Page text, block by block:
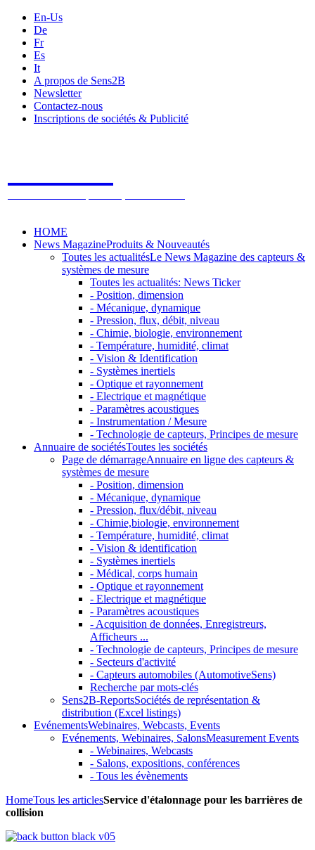
En-Us
De
Fr
Es
It
A propos de Sens2B
Newsletter
Contactez-nous
Inscriptions de sociétés & Publicité
HOME
News MagazineProduits & Nouveautés
Toutes les actualitésLe News Magazine des capteurs &
systèmes de mesure
Toutes les actualités: News Ticker
- Position, dimension
- Mécanique, dynamique
- Pression, flux, débit, niveau
- Chimie, biologie, environnement
- Température, humidité, climat
- Vision & Identification
- Systèmes inertiels
- Optique et rayonnement
- Electrique et magnétique
- Paramètres acoustiques
- Instrumentation / Mesure
- Technologie de capteurs, Principes de mesure
Annuaire de sociétésToutes les sociétés
Page de démarrageAnnuaire en ligne des capteurs &
systèmes de mesure
- Position, dimension
- Mécanique, dynamique
- Pression, flux/débit, niveau
- Chimie,biologie, environnement
- Température, humidité, climat
- Vision & identification
- Systèmes inertiels
- Médical, corps humain
- Optique et rayonnement
- Electrique et magnétique
- Paramètres acoustiques
- Acquisition de données, Enregistreurs,
Afficheurs ...
- Technologie de capteurs, Principes de mesure
- Secteurs d'activité
- Capteurs automobiles (AutomotiveSens)
Recherche par mots-clés
Sens2B-ReportsSociétés de représentation &
distribution (Excel listings)
EvénementsWebinaires, Webcasts, Events
Evénements, Webinaires, SalonsMeasurement Events
- Webinaires, Webcasts
- Salons, expositions, conférences
- Tous les évènements
HomeTous les articlesService d'étalonnage pour les barrières de
collision